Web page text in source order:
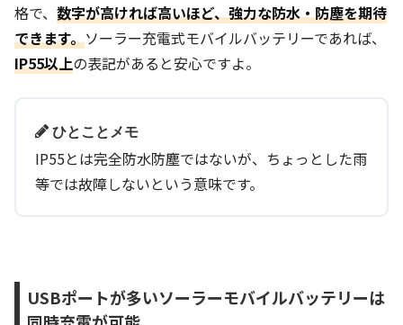
格で、 数字が高ければ高いほど、強力な防水・防塵を期待
できます。ソーラー充電式モバイルバッテリーであれば、
IP55以上の表記があると安心ですよ。
ひとことメモ
IP55とは完全防水防塵ではないが、ちょっとした雨
等では故障しないという意味です。
USBポートが多いソーラーモバイルバッテリーは